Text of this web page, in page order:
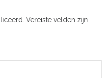
Vereiste velden zijn